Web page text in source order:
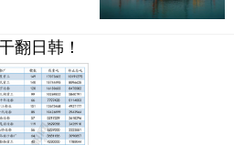
翻日韩！